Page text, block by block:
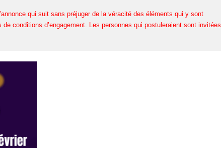
qui suit sans préjuger de la véracité des éléments qui y sont
conditions d’engagement. Les personnes qui postuleraient sont invitées